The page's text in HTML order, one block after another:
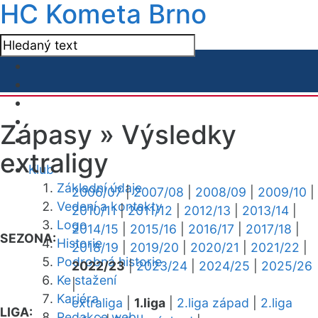
HC Kometa Brno
Klub
Základní údaje
Vedení a kontakty
Logo
Historie
Podrobná historie
Ke stažení
Kariéra
Zápasy » Výsledky
extraligy
SEZONA:
2006/07|2007/08 2008/09 2009/10
2010/11|2011/12 2012/13 2013/14
2014/15
2015/16 2016/17 2017/18
2018/19
2019/20 2020/21 2021/22
2022/23|2023/24 2024/25
2025/26
|
LIGA:
extraliga 1.liga 2.liga západ
2.liga